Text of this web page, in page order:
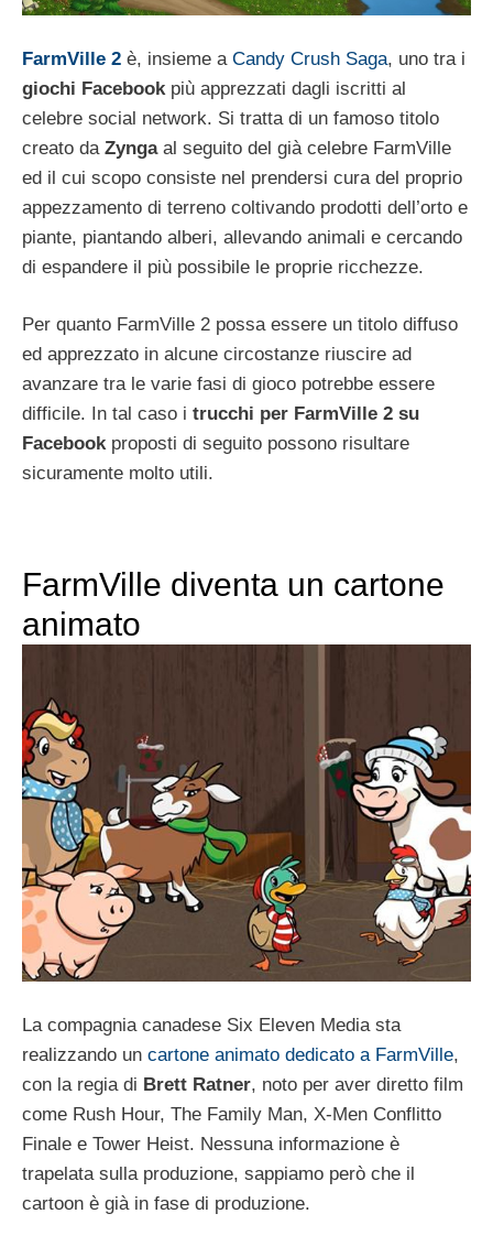
FarmVille 2 è, insieme a Candy Crush Saga, uno tra i
giochi Facebookpiù apprezzati dagli iscritti al
celebre social network. Si tratta di un famoso titolo
creato da Zyngaal seguito del già celebre FarmVille
ed il cui scopo consiste nel prendersi cura del proprio
appezzamento di terreno coltivando prodotti dell’orto e
piante, piantando alberi, allevando animali e cercando
di espandere il più possibile le proprie ricchezze.
Per quanto FarmVille 2 possa essere un titolo diffuso
ed apprezzato in alcune circostanze riuscire ad
avanzare tra le varie fasi di gioco potrebbe essere
difficile. In tal caso i trucchi per FarmVille 2 su
Facebookproposti di seguito possono risultare
sicuramente molto utili.
FarmVille diventa un cartone
animato
La compagnia canadese Six Eleven Media sta
realizzando un cartone animato dedicato a FarmVille,
con la regia di Brett Ratner, noto per aver diretto film
come Rush Hour, The Family Man, X-Men Conflitto
Finale e Tower Heist. Nessuna informazione è
trapelata sulla produzione, sappiamo però che il
cartoon è già in fase di produzione.